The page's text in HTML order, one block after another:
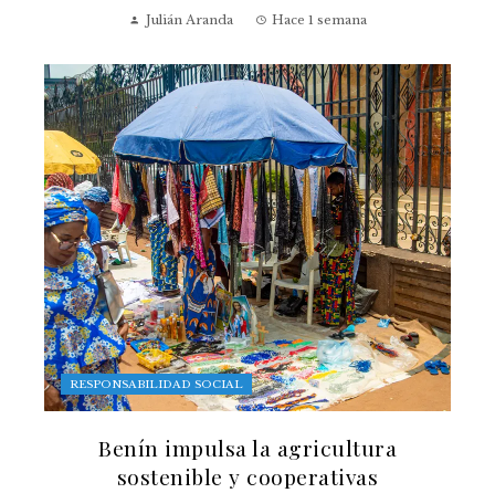
Julián Aranda Hace 1 semana
RESPONSABILIDAD SOCIAL
Benín impulsa la agricultura
sostenible y cooperativas